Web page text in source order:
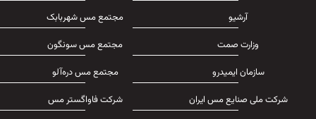
آرشیو
وزارت صمت
سازمان ایمیدرو
شرکت ملی صنایع مس ایران
مجتمع مس شهربابک
مجتمع مس سونگون
مجتمع مس دره‌آلو
شرکت فاواگستر مس